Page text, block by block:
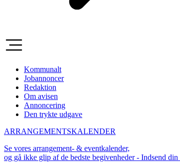
Kommunalt
Jobannoncer
Redaktion
Om avisen
Annoncering
Den trykte udgave
ARRANGEMENTSKALENDER
Se vores arrangement- & eventkalender,
og gå ikke glip af de bedste begivenheder - Indsend